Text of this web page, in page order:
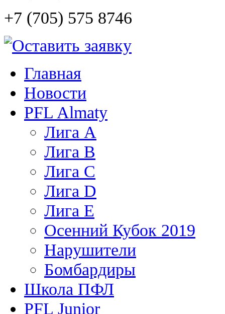
+7 (705) 575 8746
Главная
Новости
PFL Almaty
Лига A
Лига В
Лига С
Лига D
Лига Е
Осенний Кубок 2019
Нарушители
Бомбардиры
Школа ПФЛ
PFL Junior